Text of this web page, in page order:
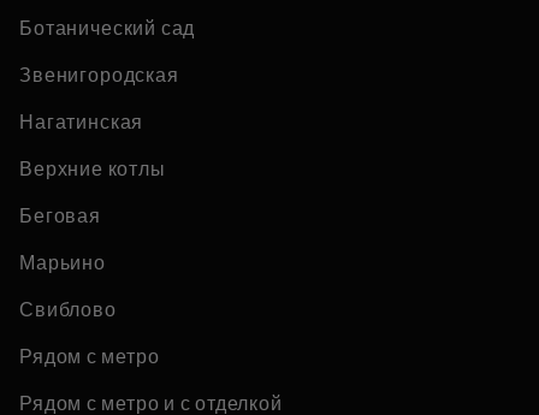
Ботанический сад
Звенигородская
Нагатинская
Верхние котлы
Беговая
Марьино
Свиблово
Рядом с метро
Рядом с метро и с отделкой